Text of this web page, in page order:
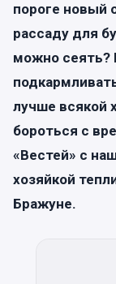
пороге новый
рассаду для
можно сеять?
лучше всякой
бороться с
«Вестей» с
хозяйкой
Бражуне.